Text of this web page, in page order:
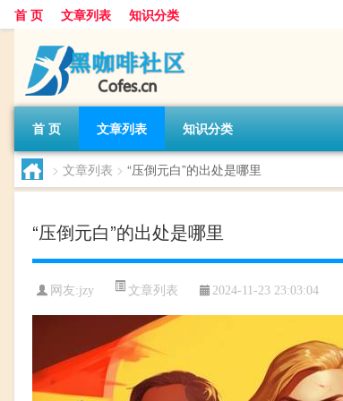
首 页 文章列表 知识分类
首 页 文章列表 知识分类
> 文章列表 > “压倒元白”的出处是哪里
“压倒元白”的出处是哪里
网友:jzy 文章列表 2024-11-23 23:03:04